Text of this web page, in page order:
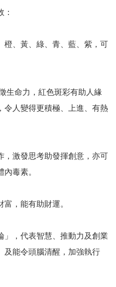
橙、黃、綠、青、藍、紫，可
令人變得更積極、上進、有熱
，激發思考助發揮創意，亦可
毒素。
，能有助財運。
」，代表智慧、推動力及創業
及能令頭腦清醒，加強執行